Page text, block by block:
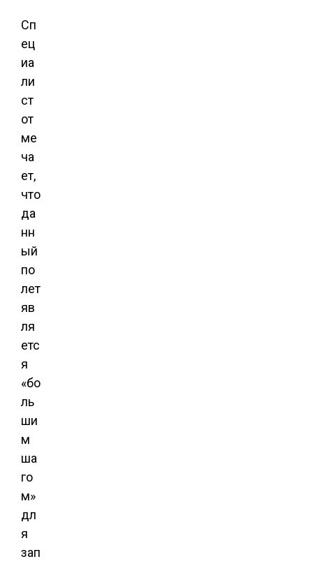
Сп
ец
иа
ли
ст
от
ме
ча
ет,
что
да
нн
ый
по
лет
яв
ля
етс
я
«бо
ль
ши
м
ша
го
м»
дл
я
зап